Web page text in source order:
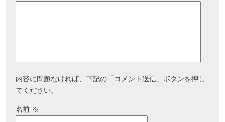
内容に問題なければ、下記の「コメント送信」ボタンを押し
てください。
名前 ※